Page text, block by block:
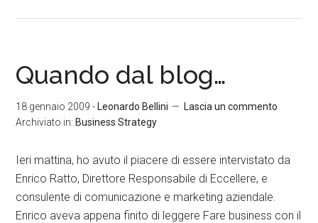
Quando dal blog…
18 gennaio 2009 - Leonardo Bellini
Lascia un commento
Archiviato in: Business Strategy
Ieri mattina, ho avuto il piacere di essere intervistato da
Enrico Ratto, Direttore Responsabile di Eccellere, e
consulente di comunicazione e marketing aziendale.
Enrico aveva appena finito di leggere Fare business con il